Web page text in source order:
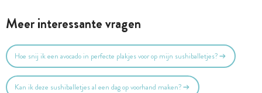
Meer interessante vragen
Hoe snij ik een avocado in perfecte plakjes voor op mijn sushiballetjes?
Kan ik deze sushiballetjes al een dag op voorhand maken?